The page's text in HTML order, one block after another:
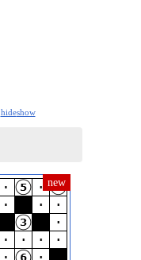
hideshow